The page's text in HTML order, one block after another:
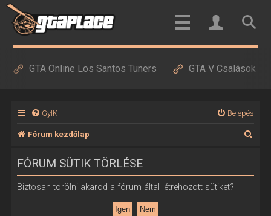
GTA Online Los Santos Tuners GTA V Csalások
GyIK Belépés
Fórum kezdőlap
FÓRUM SÜTIK TÖRLÉSE
Biztosan törölni akarod a fórum által létrehozott sütiket?